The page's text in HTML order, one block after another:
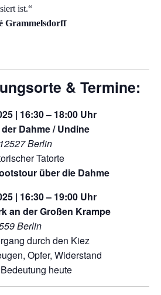
ist.“
Grammelsdorff
& Termine:
| 16:30 – 18:00 Uhr
Dahme / Undine
Berlin
Tatorte
über die Dahme
| 16:30 – 19:00 Uhr
an der Großen Krampe
Berlin
durch den Kiez
Opfer, Widerstand
heute